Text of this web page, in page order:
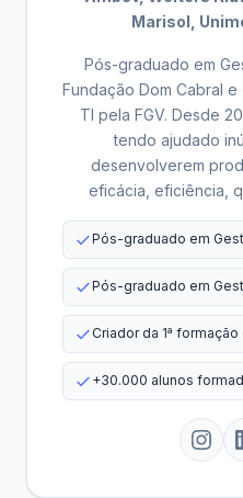
Marisol,
Pós-graduado em
Fundação Dom Cabral
TI pela FGV. Desde
tendo ajudado
desenvolverem
eficácia, eficiência,
Pós-graduado em
Pós-graduado em
Criador da 1ª
+30.000 alunos